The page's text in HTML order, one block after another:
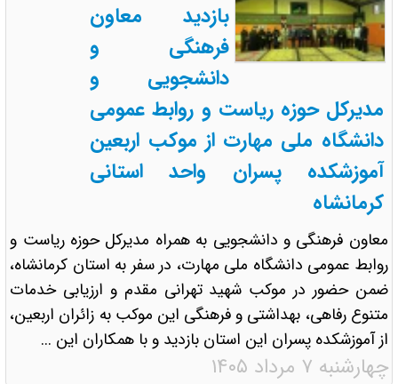
بازدید معاون
فرهنگی و
دانشجویی و
مدیرکل حوزه ریاست و روابط عمومی
دانشگاه ملی مهارت از موکب اربعین
آموزشکده‌ پسران واحد استانی
کرمانشاه
معاون فرهنگی و دانشجویی به همراه مدیرکل حوزه ریاست و
روابط عمومی دانشگاه ملی مهارت، در سفر به استان کرمانشاه،
ضمن حضور در موکب شهید تهرانی مقدم و ارزیابی خدمات
متنوع رفاهی، بهداشتی و فرهنگی این موکب به زائران اربعین،
از آموزشکده‌ پسران این استان بازدید و با همکاران این ...
چهارشنبه ۷ مرداد ۱۴۰۵